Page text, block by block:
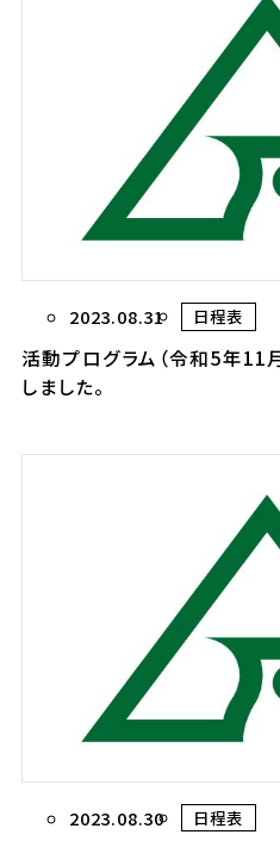
2023.08.31 日程表
活動プログラム（令和5年11
しました。
2023.08.30 日程表